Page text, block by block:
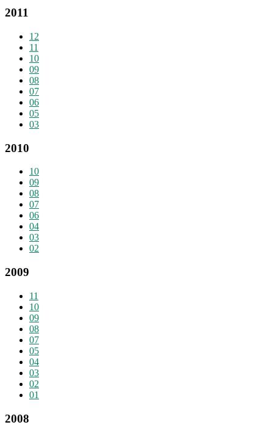
2011
12
11
10
09
08
07
06
05
03
2010
10
09
08
07
06
04
03
02
2009
11
10
09
08
07
05
04
03
02
01
2008